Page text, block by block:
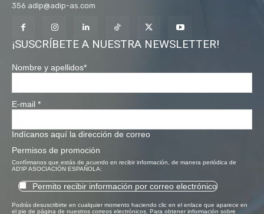
356 adip@adip-as.com
¡SUSCRÍBETE A NUESTRA NEWSLETTER!
Nombre y apellidos*
E-mail *
Indícanos aquí la dirección de correo
Permisos de promoción
Confírmanos que estás de acuerdo en recibir información, de manera periódica de
AD'IP ASOCIACIÓN ESPAÑOLA:
Permito recibir información por correo electrónico
Podrás desuscribirte en cualquier momento haciendo clic en el enlace que aparece en
el pie de página de nuestros correos electrónicos. Para obtener información sobre